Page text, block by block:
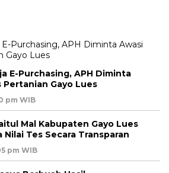
E-Purchasing, APH Diminta
Gayo Lues
pm WIB
Mal Kabupaten Gayo Lues
Nilai Tes Secara Transparan
pm WIB